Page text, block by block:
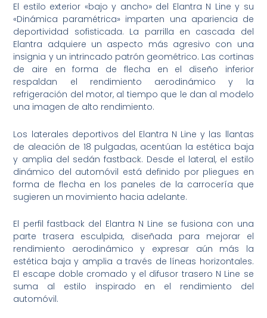
El estilo exterior «bajo y ancho» del Elantra N Line y su
«Dinámica paramétrica» ​​imparten una apariencia de
deportividad sofisticada. La parrilla en cascada del
Elantra adquiere un aspecto más agresivo con una
insignia y un intrincado patrón geométrico. Las cortinas
de aire en forma de flecha en el diseño inferior
respaldan el rendimiento aerodinámico y la
refrigeración del motor, al tiempo que le dan al modelo
una imagen de alto rendimiento.
Los laterales deportivos del Elantra N Line y las llantas
de aleación de 18 pulgadas, acentúan la estética baja
y amplia del sedán fastback. Desde el lateral, el estilo
dinámico del automóvil está definido por pliegues en
forma de flecha en los paneles de la carrocería que
sugieren un movimiento hacia adelante.
El perfil fastback del Elantra N Line se fusiona con una
parte trasera esculpida, diseñada para mejorar el
rendimiento aerodinámico y expresar aún más la
estética baja y amplia a través de líneas horizontales.
El escape doble cromado y el difusor trasero N Line se
suma al estilo inspirado en el rendimiento del
automóvil.